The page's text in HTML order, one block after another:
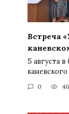
Встреча
5 августа
0 46